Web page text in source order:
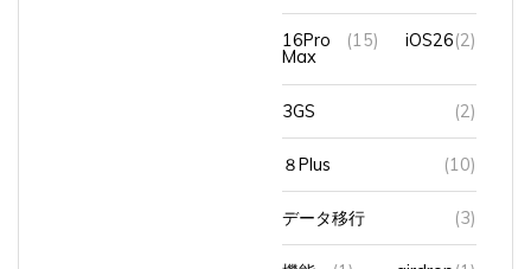
16Pro
Max
(15) iOS26(2)
3GS (2)
８Plus (10)
データ移行 (3)
機能 (1) airdrop(1)